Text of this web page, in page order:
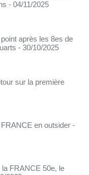
- 04/11/2025
après les 8es de
- 30/10/2025
sur la première
en outsider -
FRANCE 50e, le